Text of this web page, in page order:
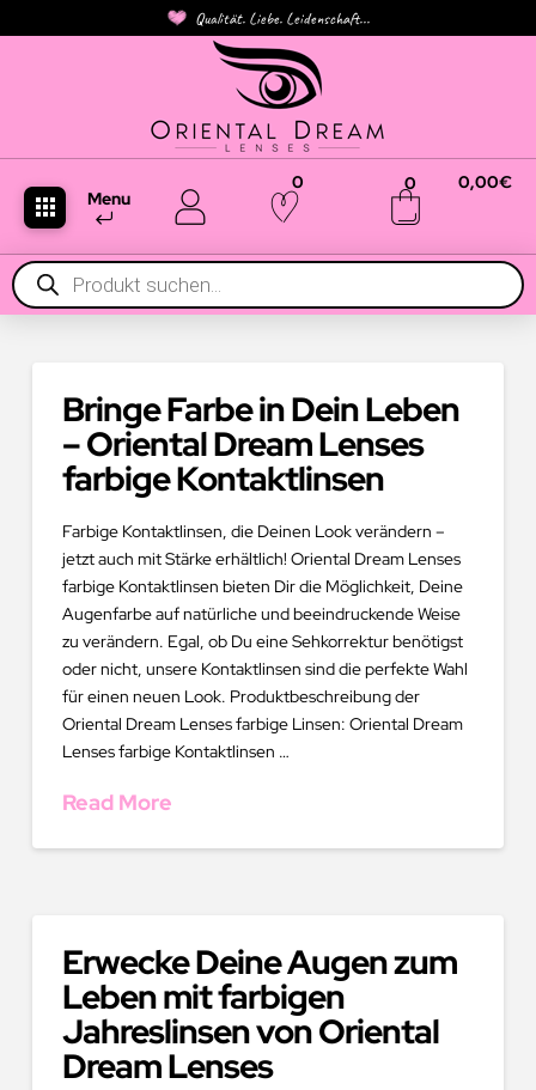
Qualität. Liebe. Leidenschaft...
Menu
0 0 0,00€
Products
search
Bringe Farbe in Dein Leben
– Oriental Dream Lenses
farbige Kontaktlinsen
Farbige Kontaktlinsen, die Deinen Look verändern –
jetzt auch mit Stärke erhältlich! Oriental Dream Lenses
farbige Kontaktlinsen bieten Dir die Möglichkeit, Deine
Augenfarbe auf natürliche und beeindruckende Weise
zu verändern. Egal, ob Du eine Sehkorrektur benötigst
oder nicht, unsere Kontaktlinsen sind die perfekte Wahl
für einen neuen Look. Produktbeschreibung der
Oriental Dream Lenses farbige Linsen: Oriental Dream
Lenses farbige Kontaktlinsen …
Read More
Erwecke Deine Augen zum
Leben mit farbigen
Jahreslinsen von Oriental
Dream Lenses